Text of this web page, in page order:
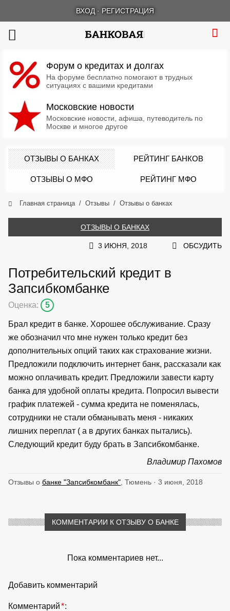
ВХОД · РЕГИСТРАЦИЯ
Форум о кредитах и долгах
На форуме бесплатно помогают в трудных
ситуациях с вашими кредитами
Московские новости
Московские новости, афиша, путеводитель по
Москве и многое другое
ОТЗЫВЫ О БАНКАХ РЕЙТИНГ БАНКОВ
ОТЗЫВЫ О МФО РЕЙТИНГ МФО
Главная страница Отзывы Отзывы о банках
ОТЗЫВЫ О БАНКАХ
3 ИЮНЯ, 2018 ОБСУДИТЬ
Потребительский кредит в
Запсибкомбанке
Оценка: 5
Брал кредит в банке. Хорошее обслуживание. Сразу
же обозначил что мне нужен только кредит без
дополнительных опций таких как страхование жизни.
Предложили подключить интернет банк, рассказали как
можно оплачивать кредит. Предложили завести карту
банка для удобной оплаты кредита. Попросил вывести
график платежей - сумма кредита не поменялась,
сотрудники не стали обманывать меня - никаких
лишних переплат ( а в других банках пытались).
Следующий кредит буду брать в Запсибкомбанке.
Владимир Пахомов
Отзывы о банке "Запсибкомбанк" , Тюмень · 3 июня, 2018
КОММЕНТАРИИ К ОТЗЫВУ О БАНКЕ
Пока комментариев нет...
Добавить комментарий
Комментарий*: